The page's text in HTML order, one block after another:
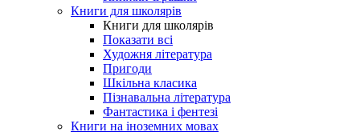
Книги для школярів
Книги для школярів
Показати всі
Художня література
Пригоди
Шкільна класика
Пізнавальна література
Фантастика і фентезі
Книги на іноземних мовах